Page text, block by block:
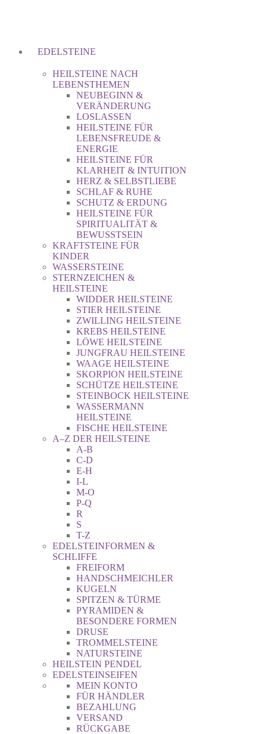
EDELSTEINE
HEILSTEINE NACH
LEBENSTHEMEN
NEUBEGINN &
VERÄNDERUNG
LOSLASSEN
HEILSTEINE FÜR
LEBENSFREUDE &
ENERGIE
HEILSTEINE FÜR
KLARHEIT & INTUITION
HERZ & SELBSTLIEBE
SCHLAF & RUHE
SCHUTZ & ERDUNG
HEILSTEINE FÜR
SPIRITUALITÄT &
BEWUSSTSEIN
KRAFTSTEINE FÜR
KINDER
WASSERSTEINE
STERNZEICHEN &
HEILSTEINE
WIDDER HEILSTEINE
STIER HEILSTEINE
ZWILLING HEILSTEINE
KREBS HEILSTEINE
LÖWE HEILSTEINE
JUNGFRAU HEILSTEINE
WAAGE HEILSTEINE
SKORPION HEILSTEINE
SCHÜTZE HEILSTEINE
STEINBOCK HEILSTEINE
WASSERMANN
HEILSTEINE
FISCHE HEILSTEINE
A–Z DER HEILSTEINE
A-B
C-D
E-H
I-L
M-O
P-Q
R
S
T-Z
EDELSTEINFORMEN &
SCHLIFFE
FREIFORM
HANDSCHMEICHLER
KUGELN
SPITZEN & TÜRME
PYRAMIDEN &
BESONDERE FORMEN
DRUSE
TROMMELSTEINE
NATURSTEINE
HEILSTEIN PENDEL
EDELSTEINSEIFEN
MEIN KONTO
FÜR HÄNDLER
BEZAHLUNG
VERSAND
RÜCKGABE